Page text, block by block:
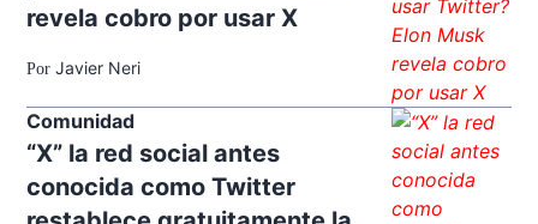
revela cobro por usar X
Por Javier Neri
Comunidad
“X” la red social antes
conocida como Twitter